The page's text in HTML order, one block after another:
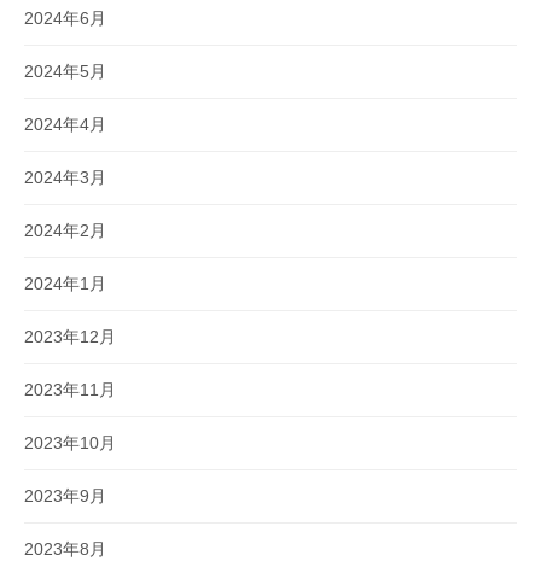
2024年6月
2024年5月
2024年4月
2024年3月
2024年2月
2024年1月
2023年12月
2023年11月
2023年10月
2023年9月
2023年8月